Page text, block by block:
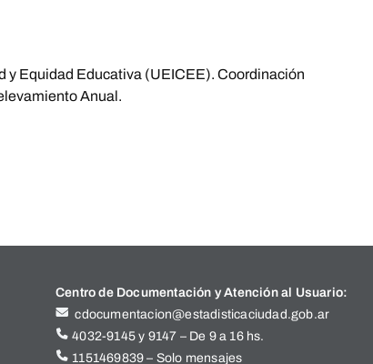
y Equidad Educativa (UEICEE). Coordinación
Anual.
Centro de Documentación y Atención al Usuario:
cdocumentacion@estadisticaciudad.gob.ar
4032-9145 y 9147 – De 9 a 16 hs.
1151469839 – Solo mensajes